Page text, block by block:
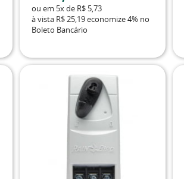
ou em 5xde R$ 5,73
à vista R$ 25,19economize4% no
Boleto Bancário